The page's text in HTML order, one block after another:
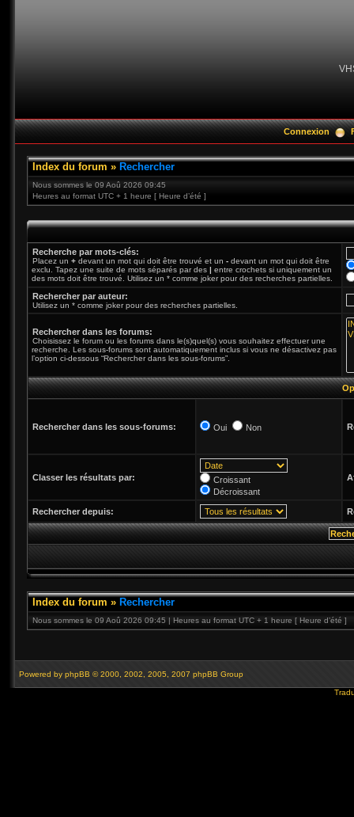
Connexion
Index du forum » Rechercher
Nous sommes le 09 Aoû 2026 09:45
Heures au format UTC + 1 heure [ Heure d’été ]
Recherche par mots-clés:
Placez un + devant un mot qui doit être trouvé et un - devant un mot qui doit être
exclu. Tapez une suite de mots séparés par des | entre crochets si uniquement un
des mots doit être trouvé. Utilisez un * comme joker pour des recherches partielles.
Rechercher par auteur:
Utilisez un * comme joker pour des recherches partielles.
Rechercher dans les forums:
Choisissez le forum ou les forums dans le(s)quel(s) vous souhaitez effectuer une
recherche. Les sous-forums sont automatiquement inclus si vous ne désactivez pas
l’option ci-dessous “Rechercher dans les sous-forums”.
Rechercher dans les sous-forums: Oui Non
Classer les résultats par:
Croissant
Décroissant
Rechercher depuis:
Index du forum » Rechercher
Nous sommes le 09 Aoû 2026 09:45 | Heures au format UTC + 1 heure [ Heure d’été ]
Powered by phpBB © 2000, 2002, 2005, 2007 phpBB Group